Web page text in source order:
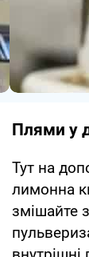
Плями у
Тут на
лимонна
змішайте